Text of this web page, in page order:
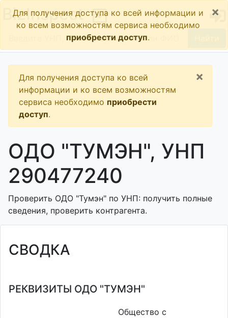
BizInspect
Для получения доступа ко всей информации и
ко всем возможностям сервиса необходимо
приобрести доступ.
×
Для получения доступа ко всей
информации и ко всем возможностям
сервиса необходимо приобрести
доступ.
×
ОДО "ТУМЭН", УНП
290477240
Проверить ОДО "Тумэн" по УНП: получить полные
сведения, проверить контрагента.
СВОДКА
РЕКВИЗИТЫ ОДО "ТУМЭН"
Общество с